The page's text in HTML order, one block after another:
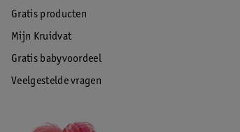
Gratis producten
Mijn Kruidvat
Gratis babyvoordeel
Veelgestelde vragen